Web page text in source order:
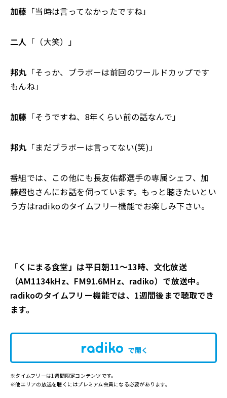
加藤 「当時は言ってなかったですね」
二人 「（大笑）」
邦丸 「そっか、ブラボーは前回のワールドカップです
もんね」
加藤 「そうですね、8年くらい前の話なんで」
邦丸 「まだブラボーは言ってない(笑)」
番組では、この他にも長友佑都選手の専属シェフ、加
藤超也さんにお話を伺っています。もっと聴きたいとい
う方はradikoのタイムフリー機能でお楽しみ下さい。
「くにまる食堂」は平日朝11～13時、文化放送
（AM1134kHz、FM91.6MHz、radiko）で放送中。
radikoのタイムフリー機能では、1週間後まで聴取でき
ます。
で開く
※タイムフリーは1週間限定コンテンツです。
※他エリアの放送を聴くにはプレミアム会員になる必要があります。